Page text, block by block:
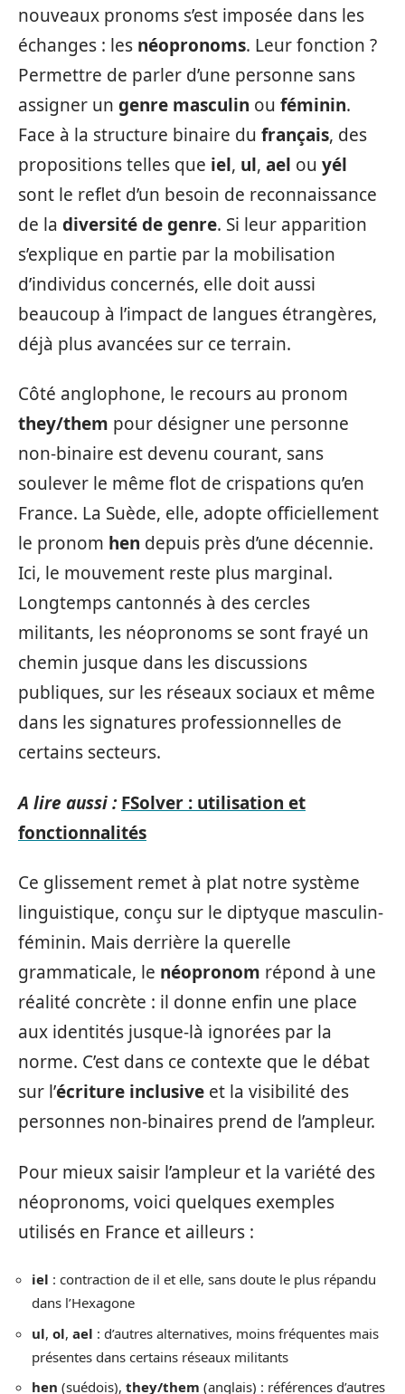
nouveaux pronoms s’est imposée dans les
échanges : les néopronoms. Leur fonction ?
Permettre de parler d’une personne sans
assigner un genre masculin ou féminin.
Face à la structure binaire du français, des
propositions telles que iel, ul, ael ou yél
sont le reflet d’un besoin de reconnaissance
de la diversité de genre. Si leur apparition
s’explique en partie par la mobilisation
d’individus concernés, elle doit aussi
beaucoup à l’impact de langues étrangères,
déjà plus avancées sur ce terrain.
Côté anglophone, le recours au pronom
they/them pour désigner une personne
non-binaire est devenu courant, sans
soulever le même flot de crispations qu’en
France. La Suède, elle, adopte officiellement
le pronom hen depuis près d’une décennie.
Ici, le mouvement reste plus marginal.
Longtemps cantonnés à des cercles
militants, les néopronoms se sont frayé un
chemin jusque dans les discussions
publiques, sur les réseaux sociaux et même
dans les signatures professionnelles de
certains secteurs.
A lire aussi : FSolver : utilisation et
fonctionnalités
Ce glissement remet à plat notre système
linguistique, conçu sur le diptyque masculin-
féminin. Mais derrière la querelle
grammaticale, le néopronom répond à une
réalité concrète : il donne enfin une place
aux identités jusque-là ignorées par la
norme. C’est dans ce contexte que le débat
sur l’écriture inclusive et la visibilité des
personnes non-binaires prend de l’ampleur.
Pour mieux saisir l’ampleur et la variété des
néopronoms, voici quelques exemples
utilisés en France et ailleurs :
iel : contraction de il et elle, sans doute le plus répandu
dans l’Hexagone
ul, ol, ael : d’autres alternatives, moins fréquentes mais
présentes dans certains réseaux militants
hen (suédois), they/them (anglais) : références d’autres